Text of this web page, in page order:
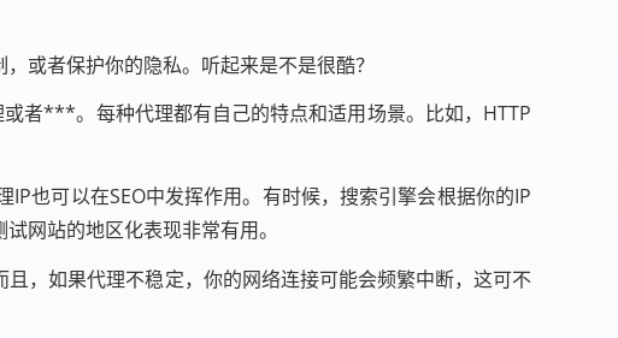
或者保护你的隐私。听起来是不是很酷？
者***。每种代理都有自己的特点和适用场景。比如，HTTP
也可以在SEO中发挥作用。有时候，搜索引擎会根据你的IP
网站的地区化表现非常有用。
，如果代理不稳定，你的网络连接可能会频繁中断，这可不